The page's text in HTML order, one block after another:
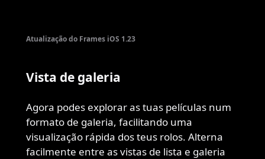
Atualização do Frames iOS 1.23
Vista de galeria
Agora podes explorar as tuas películas num
formato de galeria, facilitando uma
visualização rápida dos teus rolos. Alterna
facilmente entre as vistas de lista e galeria